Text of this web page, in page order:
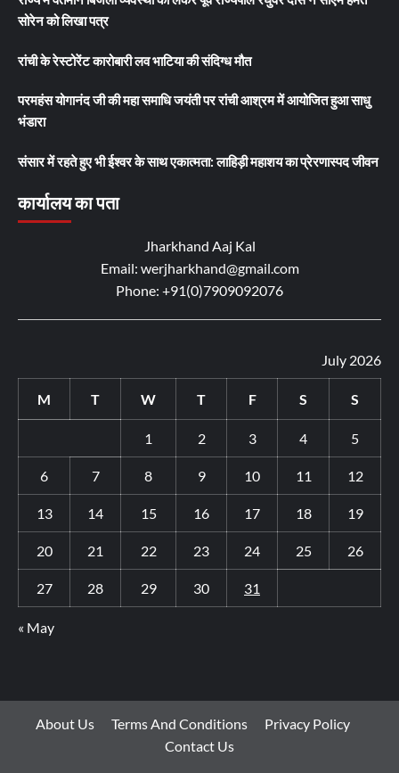
सोरेन को लिखा पत्र
रांची के रेस्टोरेंट कारोबारी लव भाटिया की संदिग्ध मौत
परमहंस योगानंद जी की महा समाधि जयंती पर रांची आश्रम में आयोजित हुआ साधु
भंडारा
संसार में रहते हुए भी ईश्वर के साथ एकात्मता: लाहिड़ी महाशय का प्रेरणास्पद जीवन
कार्यालय का पता
Jharkhand Aaj Kal
Email: werjharkhand@gmail.com
Phone: +91(0)7909092076
July 2026
M T W T F S S
1 2 3 4 5
6 7 8 9 10 11 12
13 14 15 16 17 18 19
20 21 22 23 24 25 26
27 28 29 30 31
« May
About Us Terms And Conditions
Privacy Policy
Contact Us